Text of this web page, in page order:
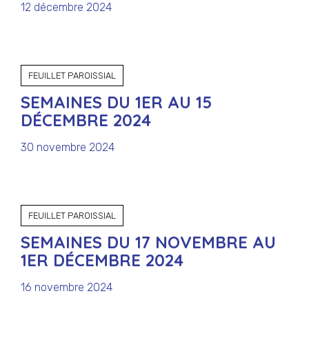
12 décembre 2024
FEUILLET PAROISSIAL
SEMAINES DU 1ER AU 15
DÉCEMBRE 2024
30 novembre 2024
FEUILLET PAROISSIAL
SEMAINES DU 17 NOVEMBRE AU
1ER DÉCEMBRE 2024
16 novembre 2024